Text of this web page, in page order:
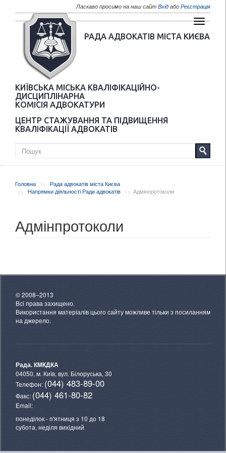
Перейти до основного матеріалуЛаскаво просимо на наш сайт Вхід або Реєстрація
РАДА АДВОКАТІВ МІСТА КИЄВА
КИЇВСЬКА МІСЬКА КВАЛІФІКАЦІЙНО-
ДИСЦИПЛІНАРНА
КОМІСІЯ АДВОКАТУРИ
ЦЕНТР СТАЖУВАННЯ ТА ПІДВИЩЕННЯ
КВАЛІФІКАЦІЇ АДВОКАТІВ
Пошукова форма
Пошук
Головна
Рада адвокатів міста Києва
Напрямки діяльності Ради адвокатів
Адмінпротоколи
Адмінпротоколи
© 2008–2013
Всі права захищено.
Використання матеріалів цього сайту можливе тільки з посиланням
на джерело.
Рада. КМКДКА
04050, м. Київ, вул. Білоруська, 30
Телефон: (044) 483-89-00
Факс: (044) 461-80-82
Email:
понеділок - п'ятниця з 10 до 18
субота, неділя вихідний